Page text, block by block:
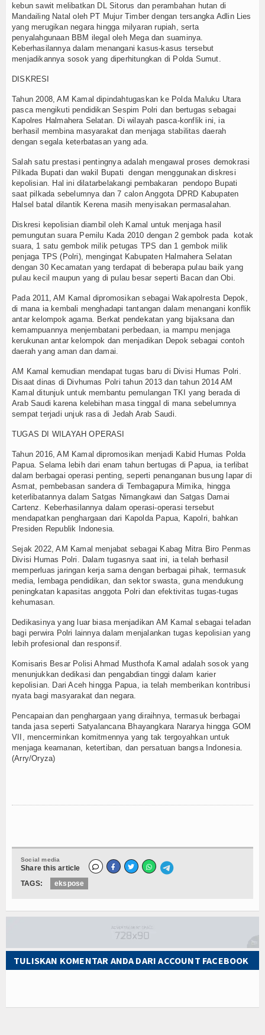
kebun sawit melibatkan DL Sitorus dan perambahan hutan di
Mandailing Natal oleh PT Mujur Timber dengan tersangka Adlin Lies
yang merugikan negara hingga milyaran rupiah, serta
penyalahgunaan BBM ilegal oleh Mega dan suaminya.
Keberhasilannya dalam menangani kasus-kasus tersebut
menjadikannya sosok yang diperhitungkan di Polda Sumut.
DISKRESI
Tahun 2008, AM Kamal dipindahtugaskan ke Polda Maluku Utara
pasca mengikuti pendidikan Sespim Polri dan bertugas sebagai
Kapolres Halmahera Selatan. Di wilayah pasca-konflik ini, ia
berhasil membina masyarakat dan menjaga stabilitas daerah
dengan segala keterbatasan yang ada.
Salah satu prestasi pentingnya adalah mengawal proses demokrasi
Pilkada Bupati dan wakil Bupati dengan menggunakan diskresi
kepolisian. Hal ini dilatarbelakangi pembakaran pendopo Bupati
saat pilkada sebelumnya dan 7 calon Anggota DPRD Kabupaten
Halsel batal dilantik Kerena masih menyisakan permasalahan.
Diskresi kepolisian diambil oleh Kamal untuk menjaga hasil
pemungutan suara Pemilu Kada 2010 dengan 2 gembok pada kotak
suara, 1 satu gembok milik petugas TPS dan 1 gembok milik
penjaga TPS (Polri), mengingat Kabupaten Halmahera Selatan
dengan 30 Kecamatan yang terdapat di beberapa pulau baik yang
pulau kecil maupun yang di pulau besar seperti Bacan dan Obi.
Pada 2011, AM Kamal dipromosikan sebagai Wakapolresta Depok,
di mana ia kembali menghadapi tantangan dalam menangani konflik
antar kelompok agama. Berkat pendekatan yang bijaksana dan
kemampuannya menjembatani perbedaan, ia mampu menjaga
kerukunan antar kelompok dan menjadikan Depok sebagai contoh
daerah yang aman dan damai.
AM Kamal kemudian mendapat tugas baru di Divisi Humas Polri.
Disaat dinas di Divhumas Polri tahun 2013 dan tahun 2014 AM
Kamal ditunjuk untuk membantu pemulangan TKI yang berada di
Arab Saudi karena kelebihan masa tinggal di mana sebelumnya
sempat terjadi unjuk rasa di Jedah Arab Saudi.
TUGAS DI WILAYAH OPERASI
Tahun 2016, AM Kamal dipromosikan menjadi Kabid Humas Polda
Papua. Selama lebih dari enam tahun bertugas di Papua, ia terlibat
dalam berbagai operasi penting, seperti penanganan busung lapar di
Asmat, pembebasan sandera di Tembagapura Mimika, hingga
keterlibatannya dalam Satgas Nimangkawi dan Satgas Damai
Cartenz. Keberhasilannya dalam operasi-operasi tersebut
mendapatkan penghargaan dari Kapolda Papua, Kapolri, bahkan
Presiden Republik Indonesia.
Sejak 2022, AM Kamal menjabat sebagai Kabag Mitra Biro Penmas
Divisi Humas Polri. Dalam tugasnya saat ini, ia telah berhasil
memperluas jaringan kerja sama dengan berbagai pihak, termasuk
media, lembaga pendidikan, dan sektor swasta, guna mendukung
peningkatan kapasitas anggota Polri dan efektivitas tugas-tugas
kehumasan.
Dedikasinya yang luar biasa menjadikan AM Kamal sebagai teladan
bagi perwira Polri lainnya dalam menjalankan tugas kepolisian yang
lebih profesional dan responsif.
Komisaris Besar Polisi Ahmad Musthofa Kamal adalah sosok yang
menunjukkan dedikasi dan pengabdian tinggi dalam karier
kepolisian. Dari Aceh hingga Papua, ia telah memberikan kontribusi
nyata bagi masyarakat dan negara.
Pencapaian dan penghargaan yang diraihnya, termasuk berbagai
tanda jasa seperti Satyalancana Bhayangkara Nararya hingga GOM
VII, mencerminkan komitmennya yang tak tergoyahkan untuk
menjaga keamanan, ketertiban, dan persatuan bangsa Indonesia.
(Arry/Oryza)
Social media
Share this article
TAGS:
ekspose
TULISKAN KOMENTAR ANDA DARI ACCOUNT FACEBOOK